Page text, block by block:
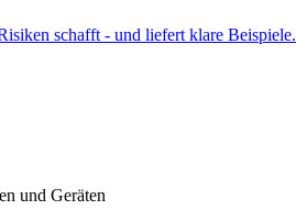
schafft - und liefert klare Beispiele.
und Geräten